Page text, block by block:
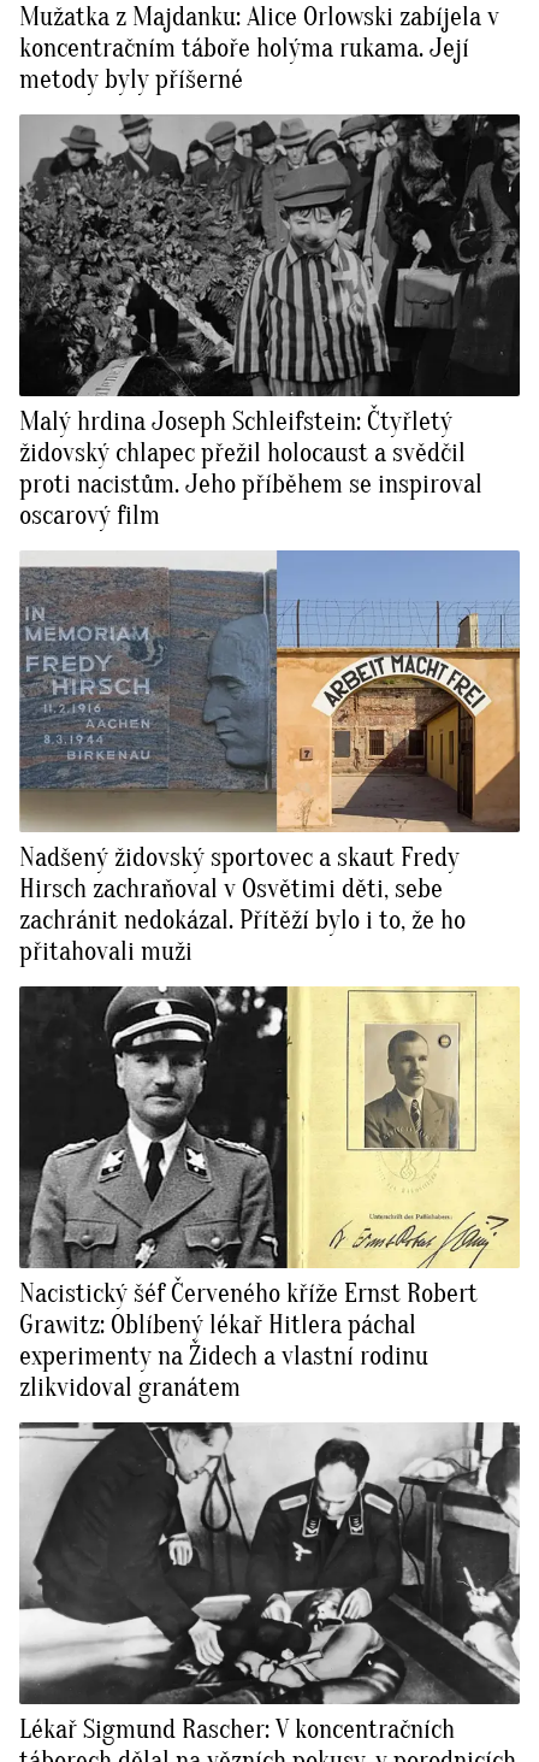
Mužatka z Majdanku: Alice Orlowski zabíjela v
koncentračním táboře holýma rukama. Její
metody byly příšerné
Malý hrdina Joseph Schleifstein: Čtyřletý
židovský chlapec přežil holocaust a svědčil
proti nacistům. Jeho příběhem se inspiroval
oscarový film
Nadšený židovský sportovec a skaut Fredy
Hirsch zachraňoval v Osvětimi děti, sebe
zachránit nedokázal. Přítěží bylo i to, že ho
přitahovali muži
Nacistický šéf Červeného kříže Ernst Robert
Grawitz: Oblíbený lékař Hitlera páchal
experimenty na Židech a vlastní rodinu
zlikvidoval granátem
Lékař Sigmund Rascher: V koncentračních